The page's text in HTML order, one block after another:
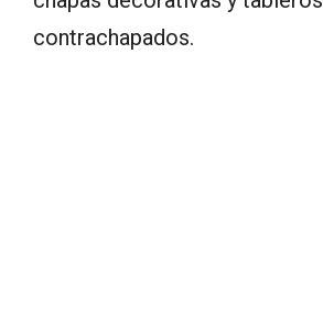
contrachapados.